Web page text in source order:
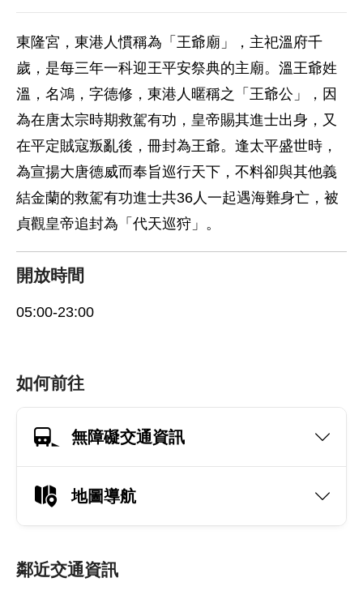
東隆宮，東港人慣稱為「王爺廟」，主祀溫府千
歲，是每三年一科迎王平安祭典的主廟。溫王爺姓
溫，名鴻，字德修，東港人暱稱之「王爺公」，因
為在唐太宗時期救駕有功，皇帝賜其進士出身，又
在平定賊寇叛亂後，冊封為王爺。逢太平盛世時，
為宣揚大唐德威而奉旨巡行天下，不料卻與其他義
結金蘭的救駕有功進士共36人一起遇海難身亡，被
貞觀皇帝追封為「代天巡狩」。
開放時間
05:00-23:00
如何前往
無障礙交通資訊
地圖導航
鄰近交通資訊